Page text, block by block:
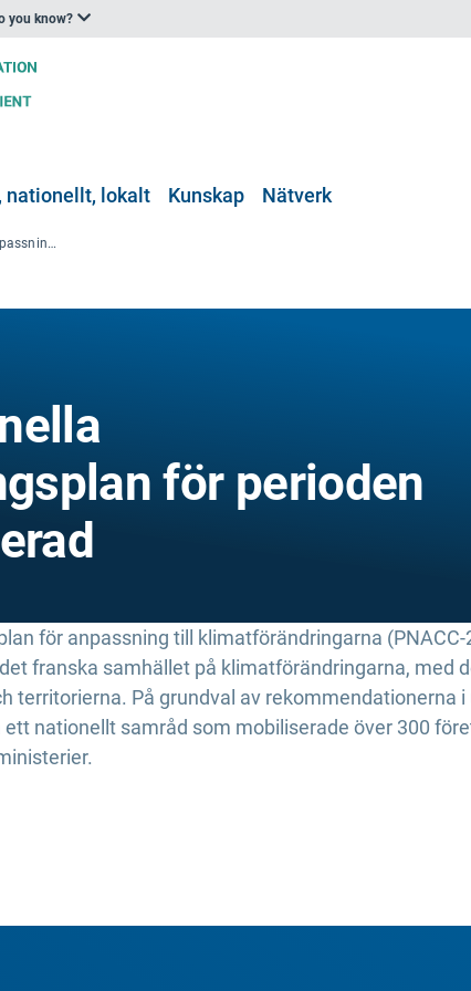
you know?
nationellt, lokalt Kunskap Nätverk
Frankrikes nationella klimatanpassningsplan för perioden 2018–2022 lanserad
för perioden
för anpassning till klimatförändringarna
franska samhället på klimatförändringarna, med
territorierna. På grundval av rekommendationerna
ett nationellt samråd som mobiliserade över 300